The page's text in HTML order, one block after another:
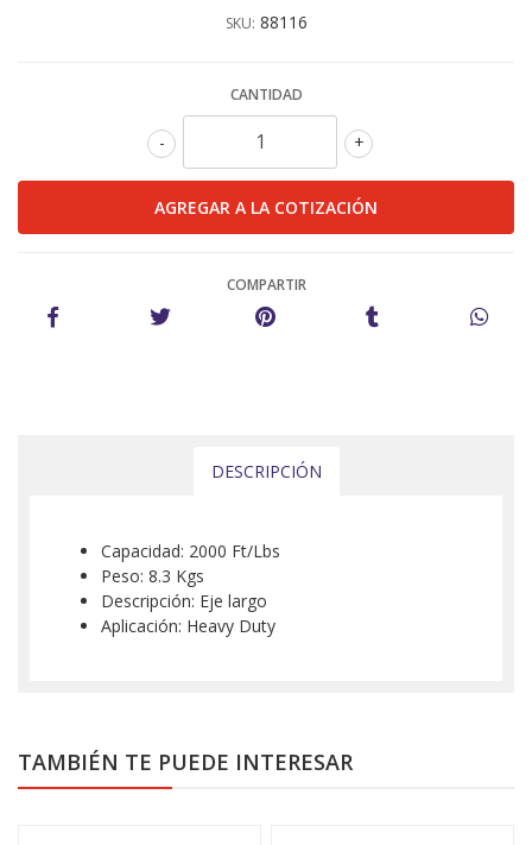
SKU: 88116
CANTIDAD
+
-
COMPARTIR
DESCRIPCIÓN
Capacidad: 2000 Ft/Lbs
Peso: 8.3 Kgs
Descripción: Eje largo
Aplicación: Heavy Duty
TAMBIÉN TE PUEDE INTERESAR